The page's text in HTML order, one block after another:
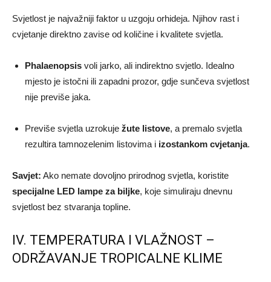
Svjetlost je najvažniji faktor u uzgoju orhideja. Njihov rast i
cvjetanje direktno zavise od količine i kvalitete svjetla.
Phalaenopsis voli jarko, ali indirektno svjetlo. Idealno
mjesto je istočni ili zapadni prozor, gdje sunčeva svjetlost
nije previše jaka.
Previše svjetla uzrokuje žute listove, a premalo svjetla
rezultira tamnozelenim listovima i izostankom cvjetanja.
Savjet: Ako nemate dovoljno prirodnog svjetla, koristite
specijalne LED lampe za biljke, koje simuliraju dnevnu
svjetlost bez stvaranja topline.
IV. TEMPERATURA I VLAŽNOST –
ODRŽAVANJE TROPICALNE KLIME